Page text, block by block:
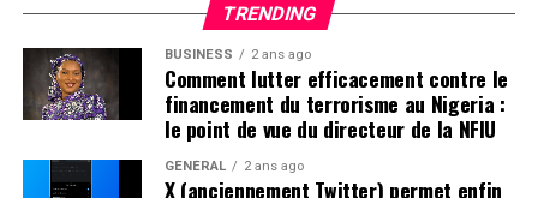
App store par un communiqué officiel.«Apple doit
respecter les lois en vigueur dans les régions où elle
opère. Selon la loi Protecting Americans from Foreign
Adversary Controlled Applications act, les applications
développées par ByteDance ltd., y compris TikTok et ses
filiales comme CapCut et Lemon8, ne pourront plus être
téléchargées ou mises à jour sur l’App Store pour les
TRENDING
BUSINESS 2 ans ago
Comment lutter efficacement contre le
financement du terrorisme au Nigeria :
le point de vue du directeur de la NFIU
GÉNÉRAL 2 ans ago
X (anciennement Twitter) permet enfin